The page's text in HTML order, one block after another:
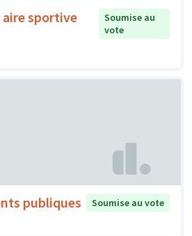
sportive
Soumise au
vote
publiques
Soumise au vote